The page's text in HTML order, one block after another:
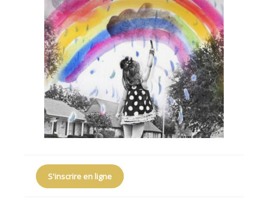
S'inscrire en ligne